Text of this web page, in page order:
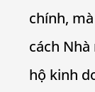
chính,
cách
hộ kinh